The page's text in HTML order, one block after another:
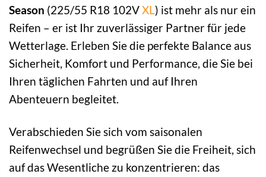
Season (225/55 R18 102VXL) ist mehr als nur ein
Reifen – er ist Ihr zuverlässiger Partner für jede
Wetterlage. Erleben Sie die perfekte Balance aus
Sicherheit, Komfort und Performance, die Sie bei
Ihren täglichen Fahrten und auf Ihren
Abenteuern begleitet.
Verabschieden Sie sich vom saisonalen
Reifenwechsel und begrüßen Sie die Freiheit, sich
auf das Wesentliche zu konzentrieren: das